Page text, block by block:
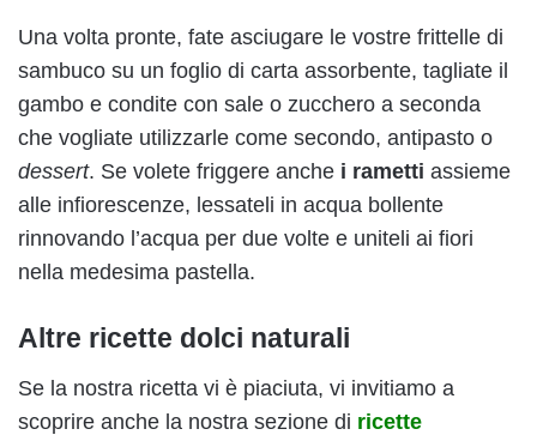
Una volta pronte, fate asciugare le vostre frittelle di
sambuco su un foglio di carta assorbente, tagliate il
gambo e condite con sale o zucchero a seconda
che vogliate utilizzarle come secondo, antipasto o
dessert. Se volete friggere anche i rametti assieme
alle infiorescenze, lessateli in acqua bollente
rinnovando l’acqua per due volte e uniteli ai fiori
nella medesima pastella.
Altre ricette dolci naturali
Se la nostra ricetta vi è piaciuta, vi invitiamo a
scoprire anche la nostra sezione di ricette